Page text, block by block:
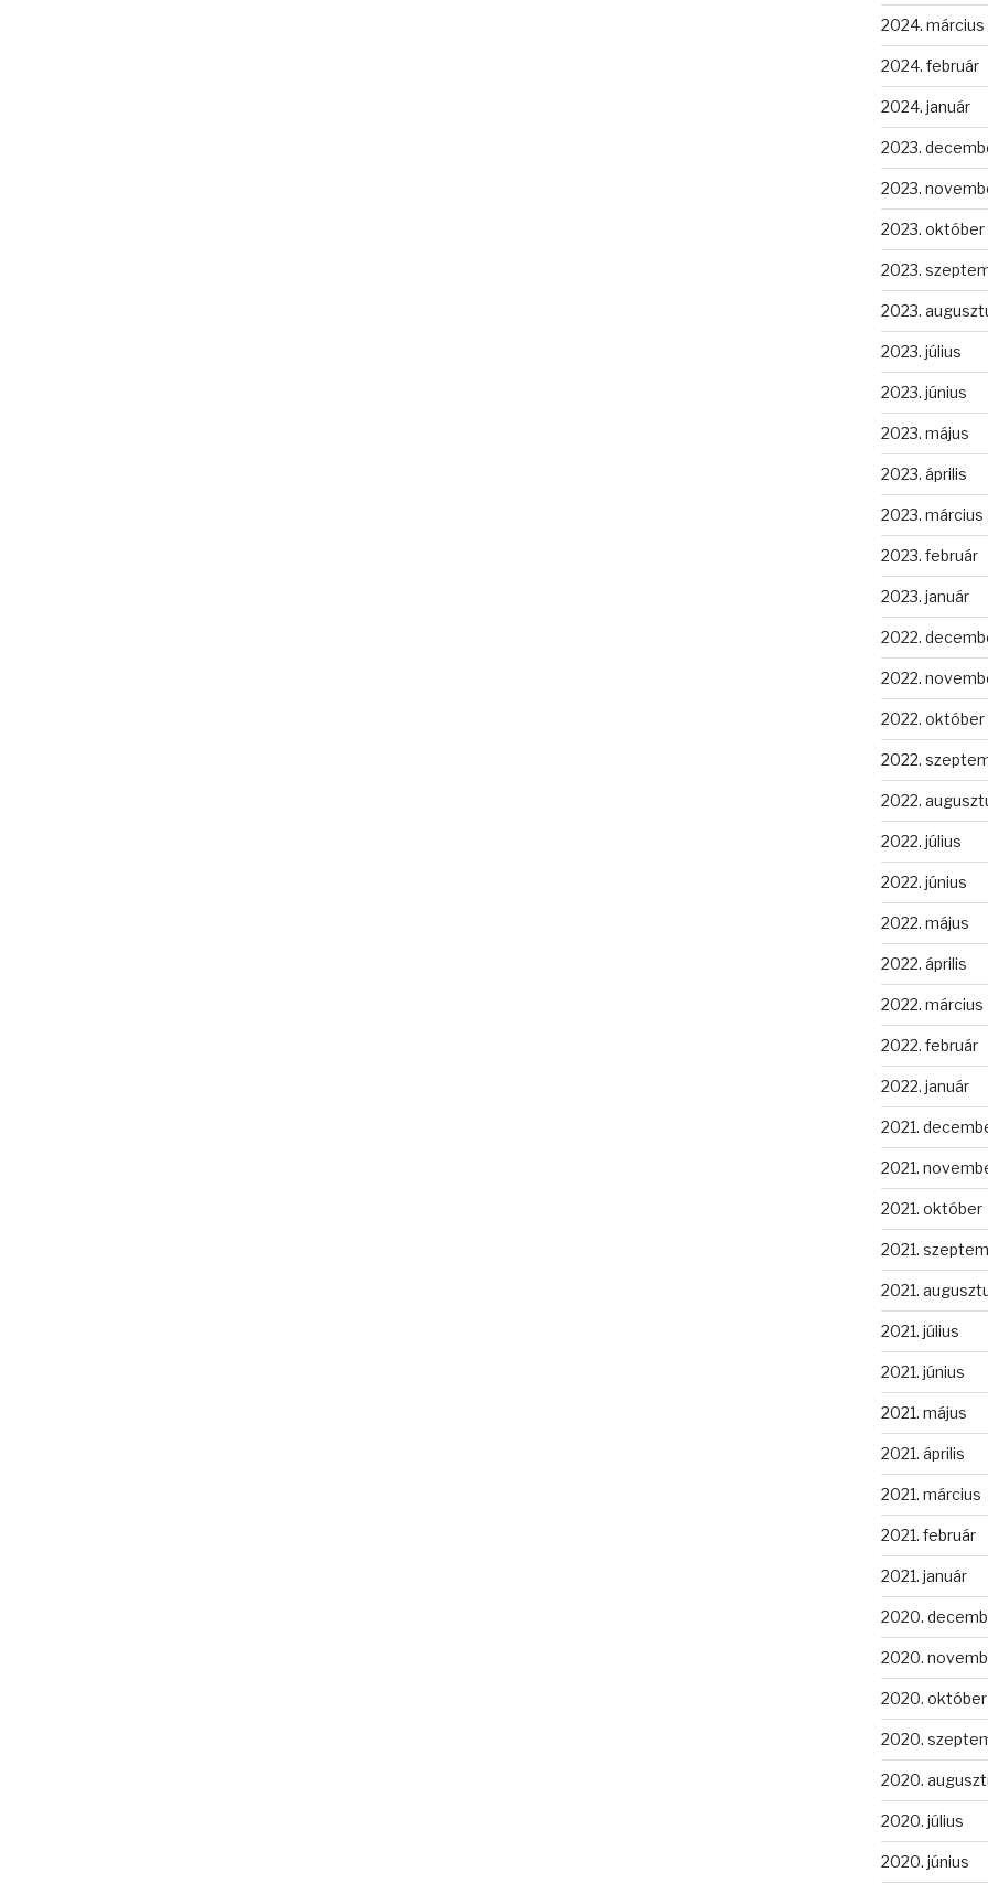
2024. március
2024. február
2024. január
2023.
2023.
2023. október
2023.
2023.
2023. július
2023. június
2023. május
2023. április
2023. március
2023. február
2023. január
2022.
2022.
2022. október
2022.
2022.
2022. július
2022. június
2022. május
2022. április
2022. március
2022. február
2022. január
2021.
2021.
2021. október
2021.
2021.
2021. július
2021. június
2021. május
2021. április
2021. március
2021. február
2021. január
2020.
2020.
2020. október
2020.
2020.
2020. július
2020. június